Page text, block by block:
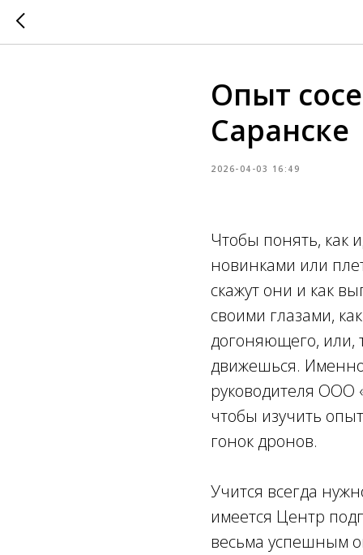
Опыт
Саранске
2026-04-03 16:49
Чтобы понять, как
новинками или
скажут они и как
своими глазами,
догоняющего, или,
движешься.
руководителя ООО
чтобы изучить
гонок дронов.
Учится всегда
имеется Центр
весьма успешным